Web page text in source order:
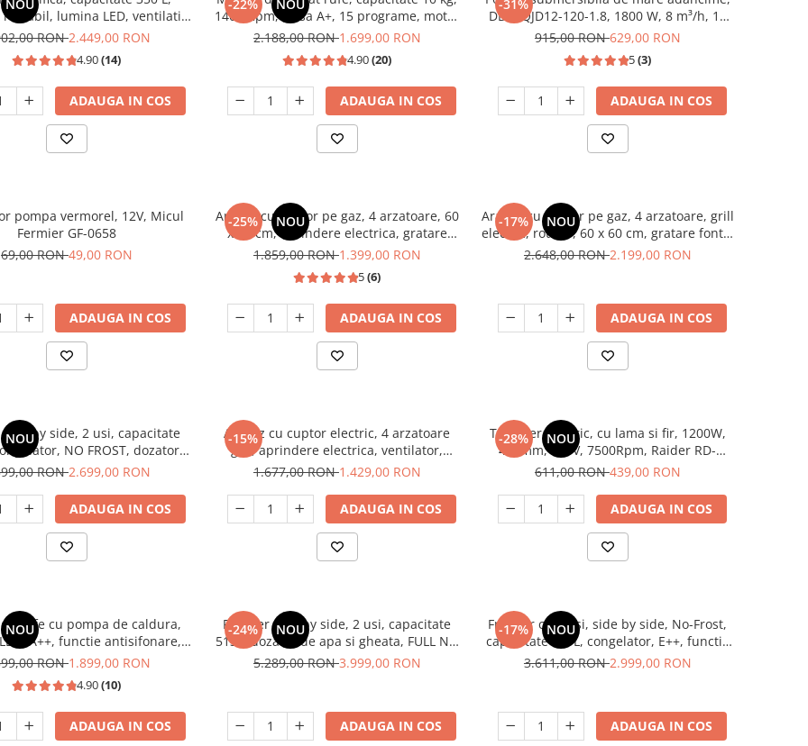
NOU
lumina LED, ventilatie,
negru, LDK
RON2.449,00 RON
4.90(14)
ADAUGA IN COS
-22% NOU
1400 Rpm, clasa A+, 15 programe, motor
inverter, display digital, Alb, HEINNER
2.188,00 RON1.699,00 RON
4.90(20)
ADAUGA IN COS
-31%
DDT, QJD12-120-1.8, 1800 W, 8 m³/h, 12
turbine, Inox
915,00 RON629,00 RON
5(3)
ADAUGA IN COS
pompa vermorel, 12V, Micul
Fermier GF-0658
69,00 RON49,00 RON
ADAUGA IN COS
-25% NOU
Aragaz cu cuptor pe gaz, 4 arzatoare, 60
x 60 cm, aprindere electrica, gratare
fonta, timer, lumina, Samus
1.859,00 RON1.399,00 RON
5(6)
ADAUGA IN COS
-17% NOU
Aragaz cu cuptor pe gaz, 4 arzatoare, grill
electric, rotisor, 60 x 60 cm, gratare fonta,
clasa A, aprindere electrica, gri, Studio
2.648,00 RON2.199,00 RON
ADAUGA IN COS
NOUby side, 2 usi, capacitate
NO FROST, dozator
inverter, display touch,
RON2.699,00 RON
ADAUGA IN COS
-15%
Aragaz cu cuptor electric, 4 arzatoare
gaz, aprindere electrica, ventilator,
lumina cuptor, Bej, NOBELTEK
1.677,00 RON1.429,00 RON
ADAUGA IN COS
-28% NOU
Trimmer electric, cu lama si fir, 1200W,
420mm, 220V, 7500Rpm, Raider RD-
EBC02
611,00 RON439,00 RON
ADAUGA IN COS
NOUrufe cu pompa de caldura,
A++, functie antisifonare,
8 kg, 13 programe
RON1.899,00 RON
4.90(10)
ADAUGA IN COS
-24% NOU
Frigider side by side, 2 usi, capacitate
513L, dozator de apa si gheata, FULL NO
FROST, afisaj LCD, dual inverter,Samus
5.289,00 RON3.999,00 RON
ADAUGA IN COS
-17% NOU
Frigider cu 2 usi, side by side, No-Frost,
capacitate 529L, congelator, E++, functie
Smart, touch, INOX, HEINNER
3.611,00 RON2.999,00 RON
ADAUGA IN COS